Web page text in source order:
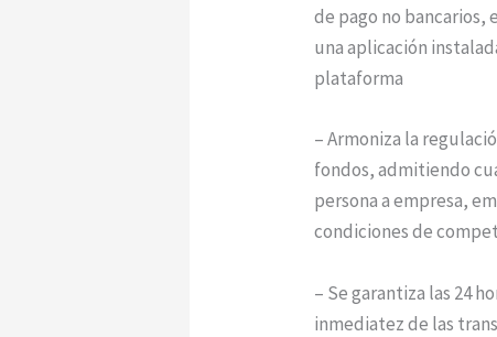
de pago no bancarios,
una aplicación
plataforma
– Armoniza la
fondos, admitiendo
persona a empresa,
condiciones de
– Se garantiza las 24
inmediatez de las